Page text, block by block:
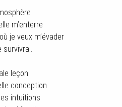
m’enterre
je veux m’évader
survivrai.
leçon
conception
intuitions